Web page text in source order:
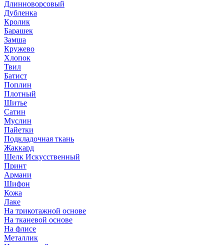
Длинноворсовый
Дубленка
Кролик
Барашек
Замша
Кружево
Хлопок
Твил
Батист
Поплин
Плотный
Шитье
Сатин
Муслин
Пайетки
Подкладочная ткань
Жаккард
Шелк Искусственный
Принт
Армани
Шифон
Кожа
Лаке
На трикотажной основе
На тканевой основе
На флисе
Металлик